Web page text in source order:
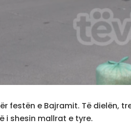
festën e Bajramit. Të dielën,
i shesin mallrat e tyre.